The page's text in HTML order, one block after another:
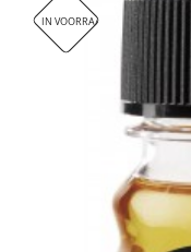
IN VOORRAAD